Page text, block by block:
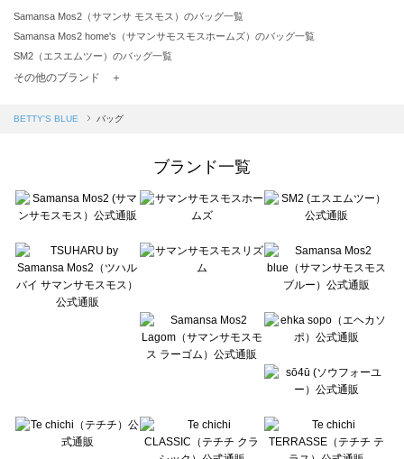
Samansa Mos2（サマンサ モスモス）のバッグ一覧
Samansa Mos2 home's（サマンサモスモスホームズ）のバッグ一覧
SM2（エスエムツー）のバッグ一覧
TSUHARU by Samansa Mos2（ツハルバイサマンサモスモス）のバッグ一覧
Samansa Mos2 blue（サマンサモスモス ブルー）のバッグ一覧
sō4ū（ソウフォーユー）のバッグ一覧
Te chichi（テチチ）のバッグ一覧
Te chichi CLASSIC（テチチ クラシック）のバッグ一覧
Lugnoncure（ルノンキュール）のバッグ一覧
BETTY'S BLUE（べティーズブルー）のバッグ一覧
Wpc.（ワールドパーティー）のバッグ一覧
その他のブランド ＋
BETTY'S BLUE バッグ
ブランド一覧